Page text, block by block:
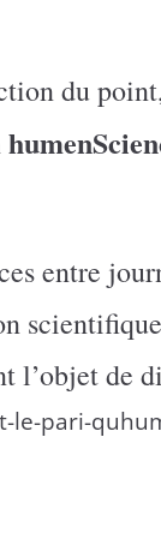
du
entre
l’objet de
pari-